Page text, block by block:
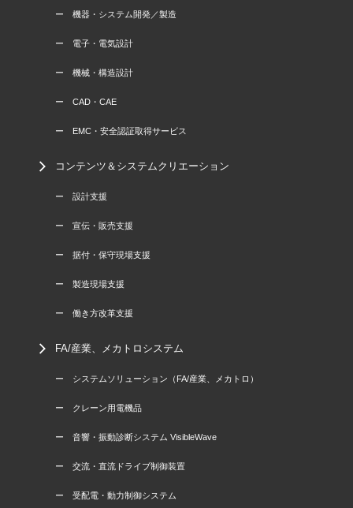
ー 機器・システム開発／製造
ー 電子・電気設計
ー 機械・構造設計
ー CAD・CAE
ー EMC・安全認証取得サービス
コンテンツ＆システムクリエーション
ー 設計支援
ー 宣伝・販売支援
ー 据付・保守現場支援
ー 製造現場支援
ー 働き方改革支援
FA/産業、メカトロシステム
ー システムソリューション（FA/産業、メカトロ）
ー クレーン用電機品
ー 音響・振動診断システム VisibleWave
ー 交流・直流ドライブ制御装置
ー 受配電・動力制御システム